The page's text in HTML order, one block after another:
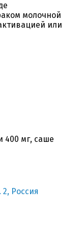
молочной
или
400 мг, саше
Россия